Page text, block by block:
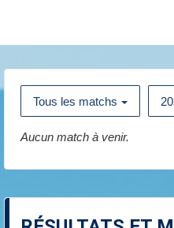
Tous les matchs
Aucun match à venir.